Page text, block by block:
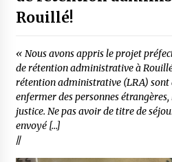
Rouillé!
« Nous avons appris le projet
de rétention administrative à
rétention administrative (LRA) sont
enfermer des personnes
justice. Ne pas avoir de titre de
envoyé […]
//